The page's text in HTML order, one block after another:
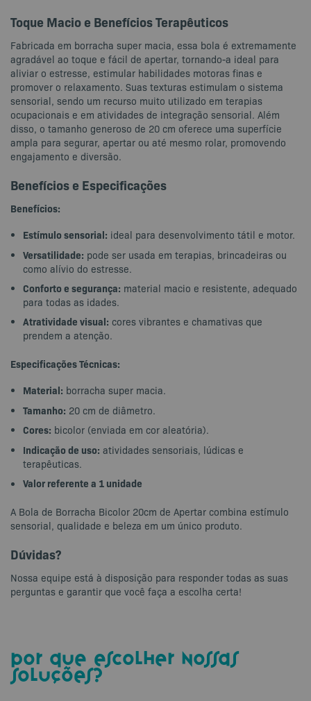
Toque Macio e Benefícios Terapêuticos
Fabricada em borracha super macia, essa bola é extremamente
agradável ao toque e fácil de apertar, tornando-a ideal para
aliviar o estresse, estimular habilidades motoras finas e
promover o relaxamento. Suas texturas estimulam o sistema
sensorial, sendo um recurso muito utilizado em terapias
ocupacionais e em atividades de integração sensorial. Além
disso, o tamanho generoso de 20 cm oferece uma superfície
ampla para segurar, apertar ou até mesmo rolar, promovendo
engajamento e diversão.
Benefícios e Especificações
Benefícios:
Estímulo sensorial: ideal para desenvolvimento tátil e motor.
Versatilidade: pode ser usada em terapias, brincadeiras ou
como alívio do estresse.
Conforto e segurança: material macio e resistente, adequado
para todas as idades.
Atratividade visual: cores vibrantes e chamativas que
prendem a atenção.
Especificações Técnicas:
Material: borracha super macia.
Tamanho: 20 cm de diâmetro.
Cores: bicolor (enviada em cor aleatória).
Indicação de uso: atividades sensoriais, lúdicas e
terapêuticas.
Valor referente a 1 unidade
A Bola de Borracha Bicolor 20cm de Apertar combina estímulo
sensorial, qualidade e beleza em um único produto.
Dúvidas?
Nossa equipe está à disposição para responder todas as suas
perguntas e garantir que você faça a escolha certa!
por que escolher nossas
soluções?